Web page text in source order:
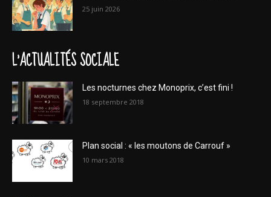
25 juin 2026
L'ACTUALITÉS SOCIALE
Les nocturnes chez Monoprix, c’est fini !
18 septembre 2018
Plan social : « les moutons de Carrouf »
10 mars 2018